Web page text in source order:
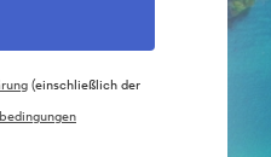
(einschließlich der